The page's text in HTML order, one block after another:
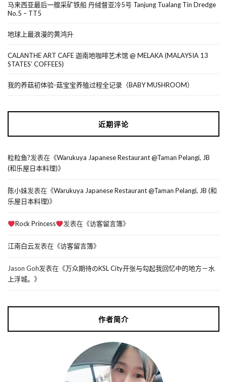
马来西亚最后一艘采矿铁船 丹绒督亚冷5号 Tanjung Tualang Tin Dredge
No.5 – TT5
地球上最浪漫的黄鸿升
CALANTHE ART CAFE 迦南地咖啡艺术馆 @ MELAKA (MALAYSIA 13
STATES’ COFFEES)
我的养菇初体验-菇宝宝养殖过程全记录（BABY MUSHROOM）
近期评论
粒粒鱼?发表在《Warukuya Japanese Restaurant @Taman Pelangi, JB
(和乐屋日本料理)》
陈小妹发表在《Warukuya Japanese Restaurant @Taman Pelangi, JB (和
乐屋日本料理)》
Rock Princess 发表在《访客留言簿》
江南白云发表在《访客留言簿》
Jason Goh发表在《万众期待のKSL City开张与勾起我回忆中的地方－水
上浮城。 》
作者简介